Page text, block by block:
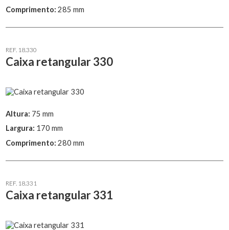
Comprimento: 285 mm
REF. 18.330
Caixa retangular 330
Altura: 75 mm
Largura: 170 mm
Comprimento: 280 mm
REF. 18.331
Caixa retangular 331